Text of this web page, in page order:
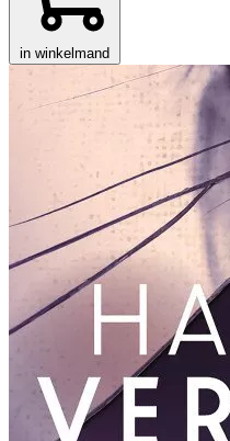
in winkelmand